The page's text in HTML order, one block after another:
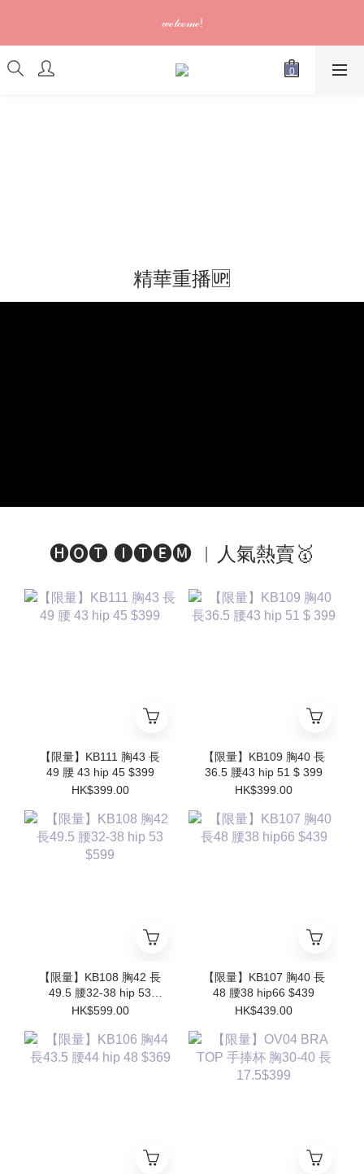
電郵為準)
𝓌ℯ𝓁𝒸ℴ𝓂ℯ!
訂單可供取貨/發貨後會發出電郵通知，請填妥正確資料 (*通知以
電郵為準)
精華重播🆙
🅗🅞🅣 🅘🅣🅔🅜 ︱人氣熱賣🥇
【限量】KB111 胸43 長
49 腰 43 hip 45 $399
HK$399.00
【限量】KB109 胸40 長
36.5 腰43 hip 51 $ 399
HK$399.00
【限量】KB108 胸42 長
49.5 腰32-38 hip 53
$599
HK$599.00
【限量】KB107 胸40 長
48 腰38 hip66 $439
HK$439.00